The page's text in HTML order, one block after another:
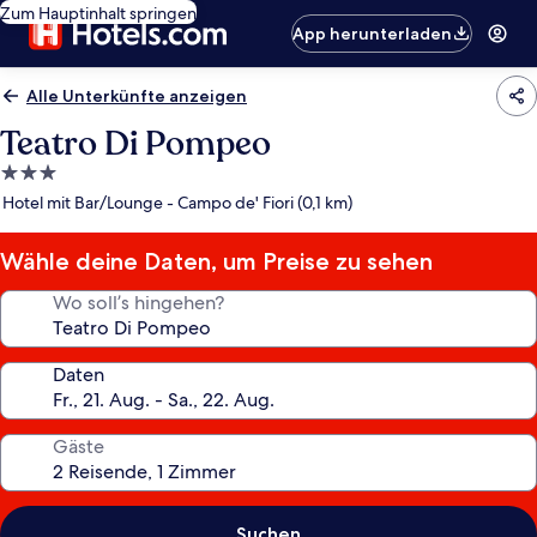
Zum Hauptinhalt springen
App herunterladen
Alle Unterkünfte anzeigen
Teatro Di Pompeo
3.0-
Sterne-
Hotel mit Bar/Lounge - Campo de' Fiori (0,1 km)
Wähle deine Daten, um Preise zu sehen
Wo soll’s hingehen?
Daten
Gäste